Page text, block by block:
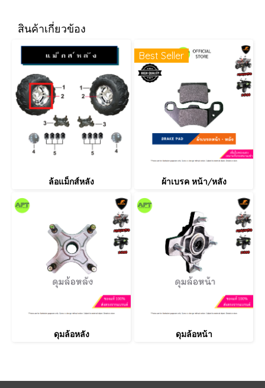
สินค้าเกี่ยวข้อง
ล้อแม็กส์หลัง
Best Seller
ผ้าเบรค หน้า/หลัง
ดุมล้อหลัง ดุมล้อหน้า